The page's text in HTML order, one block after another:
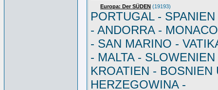
Europa: Der SÜDEN (19193)
PORTUGAL -
- ANDORRA -
- SAN MARINO -
- MALTA - SLOWENIEN
KROATIEN - BOSNIEN
HERZEGOWINA -